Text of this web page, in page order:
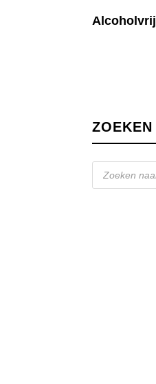
Alcoholvrij
ZOEKEN
Producten
zoeken